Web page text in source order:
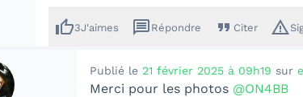
thumb_up3J'aimes message Répondre format_quote Citer warning_amber
Publié le 21 février 2025 à 09h19 sur
Merci pour les photos @ON4BB